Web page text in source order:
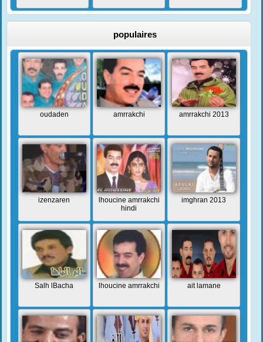
populaires
oudaden amrrakchi amrrakchi 2013
izenzaren
lhoucine amrrakchi
hindi
imghran 2013
Salh lBacha lhoucine amrrakchi ait lamane